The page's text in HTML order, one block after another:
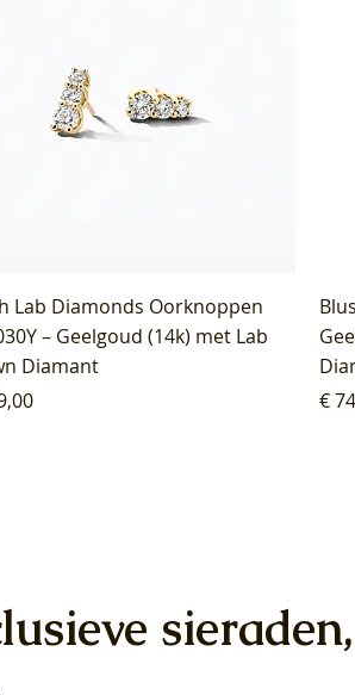
Lab Diamonds Oorknoppen
– Geelgoud (14k) met Lab
Diamant
€